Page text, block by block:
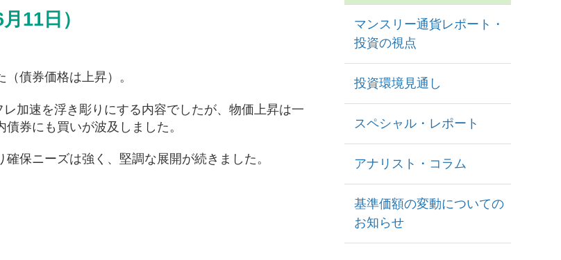
11日）
債券価格は上昇）。
加速を浮き彫りにする内容でしたが、物価上昇は一
券にも買いが波及しました。
保ニーズは強く、堅調な展開が続きました。
マンスリー通貨レポート・
投資の視点
投資環境見通し
スペシャル・レポート
アナリスト・コラム
基準価額の変動についての
お知らせ